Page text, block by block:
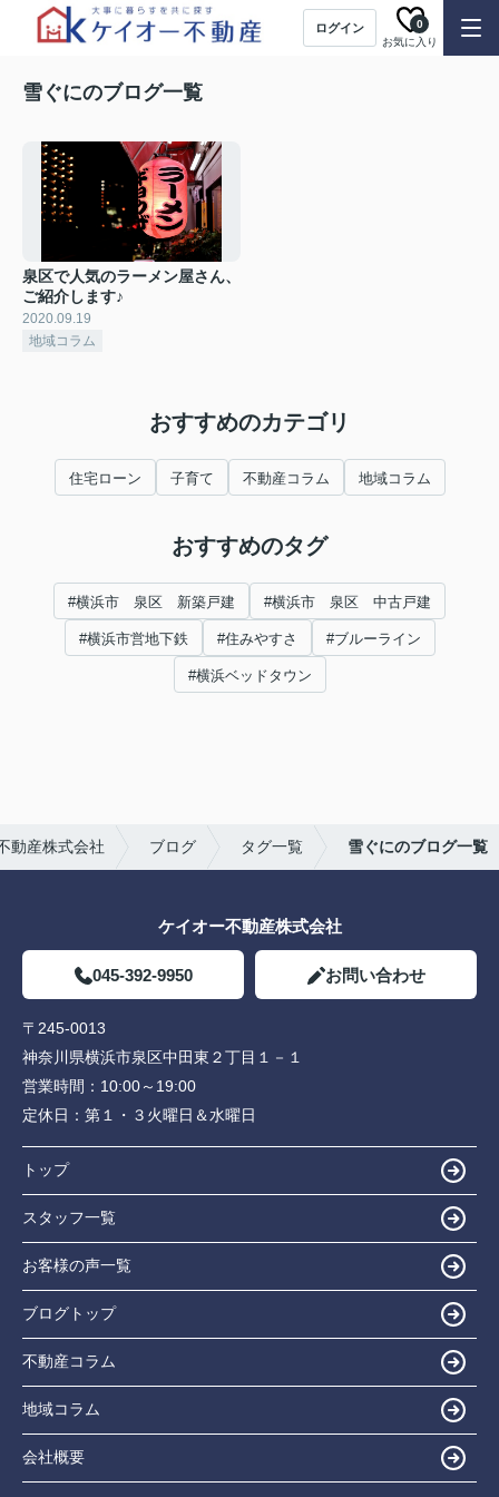
ログイン
お気に入り
0
雪ぐにのブログ一覧
泉区で人気のラーメン屋さん、
ご紹介します♪
2020.09.19
地域コラム
おすすめのカテゴリ
住宅ローン 子育て 不動産コラム 地域コラム
おすすめのタグ
#横浜市 泉区 新築戸建 #横浜市 泉区 中古戸建
#横浜市営地下鉄 #住みやすさ #ブルーライン
#横浜ベッドタウン
動産株式会社 ブログ タグ一覧 雪ぐにのブログ一覧
ケイオー不動産株式会社
045-392-9950 お問い合わせ
〒245-0013
神奈川県横浜市泉区中田東２丁目１－１
営業時間： 10:00～19:00
定休日： 第１・３火曜日＆水曜日
トップ
スタッフ一覧
お客様の声一覧
ブログトップ
不動産コラム
地域コラム
会社概要